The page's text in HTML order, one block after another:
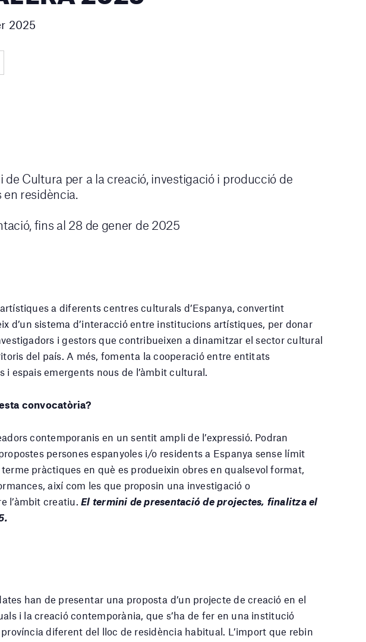
2025
Cultura per a la creació, investigació i producció de
residència.
fins al 28 de gener de 2025
a diferents centres culturals d’Espanya, convertint
d’un sistema d’interacció entre institucions artístiques, per donar
i gestors que contribueixen a dinamitzar el sector cultural
del país. A més, fomenta la cooperació entre entitats
i espais emergents nous de l’àmbit cultural.
convocatòria?
contemporanis en un sentit ampli de l’expressió. Podran
persones espanyoles i/o residents a Espanya sense límit
pràctiques en què es produeixin obres en qualsevol format,
així com les que proposin una investigació o
l’àmbit creatiu. El termini de presentació de projectes, finalitza el
han de presentar una proposta d’un projecte de creació en el
i la creació contemporània, que s’ha de fer en una institució
diferent del lloc de residència habitual. L’import que rebin